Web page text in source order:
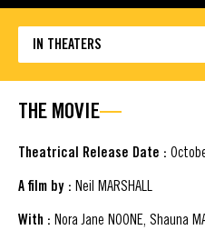
IN THEATERS
THE MOVIE
Theatrical Release Date :
A film by : Neil MARSHALL
With : Nora Jane NOONE, Shauna